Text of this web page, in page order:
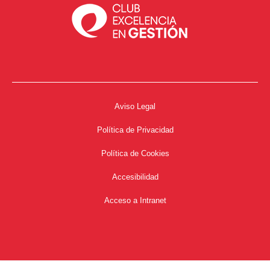
Aviso Legal
Política de Privacidad
Política de Cookies
Accesibilidad
Acceso a Intranet